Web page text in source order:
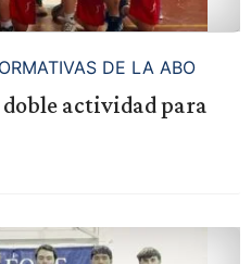
DE LA ABO
doble actividad para